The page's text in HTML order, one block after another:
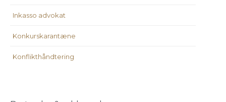
Inkasso advokat
Konkurskarantæne
Konflikthåndtering